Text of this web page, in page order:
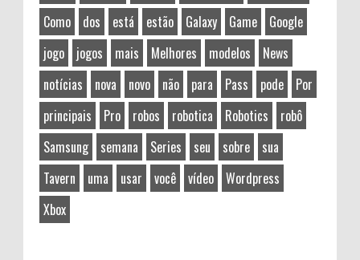
Como
dos está estão Galaxy Game
Google
jogo
jogos mais Melhores modelos
News
notícias
nova novo não para Pass pode
Por
principais
Pro robos robotica Robotics
robô
Samsung
semana Series seu sobre
sua
Tavern
uma usar você vídeo
Wordpress
Xbox